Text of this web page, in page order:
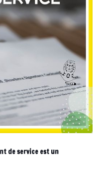
de service est un